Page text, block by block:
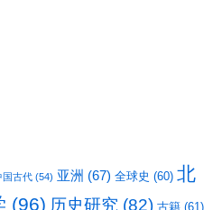
国古代 (54) 亚洲 (67) 全球史 (60) 北
(96) 历史研究 (82) 古籍 (61)